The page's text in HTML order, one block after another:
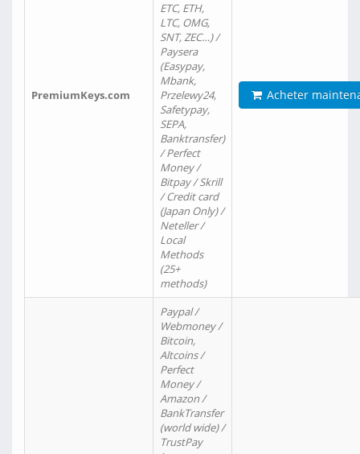
PremiumKeys.com
ETC, ETH,
LTC, OMG,
SNT, ZEC…) /
Paysera
(Easypay,
Mbank,
Przelewy24,
Safetypay,
SEPA,
Banktransfer)
/ Perfect
Money /
Bitpay / Skrill
/ Credit card
(Japan Only) /
Neteller /
Local
Methods
(25+
methods)
Acheter
Paypal /
Webmoney /
Bitcoin,
Altcoins /
Perfect
Money /
Amazon /
BankTransfer
(world wide) /
TrustPay